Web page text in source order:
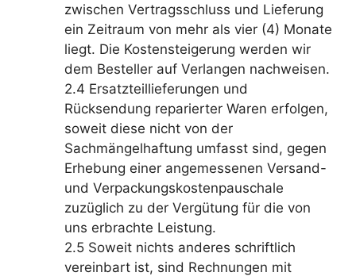
zwischen Vertragsschluss und Lieferung
ein Zeitraum von mehr als vier (4) Monate
liegt. Die Kostensteigerung werden wir
dem Besteller auf Verlangen nachweisen.
2.4 Ersatzteillieferungen und
Rücksendung reparierter Waren erfolgen,
soweit diese nicht von der
Sachmängelhaftung umfasst sind, gegen
Erhebung einer angemessenen Versand-
und Verpackungskostenpauschale
zuzüglich zu der Vergütung für die von
uns erbrachte Leistung.
2.5 Soweit nichts anderes schriftlich
vereinbart ist, sind Rechnungen mit